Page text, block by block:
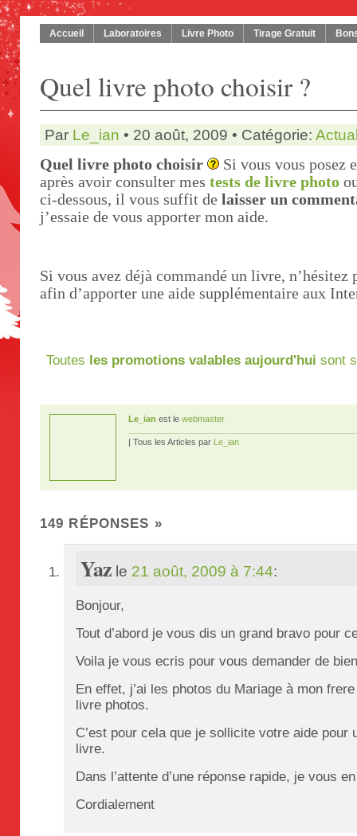
Accueil Laboratoires Livre Photo Tirage Gratuit
Quel livre photo choisir ?
Par Le_ian • 20 août, 2009 • Catégorie:
Quel livre photo choisir
Si vous vous posez
après avoir consulter mes tests de livre photo
ci-dessous, il vous suffit de laisser un
j’essaie de vous apporter mon aide.
Si vous avez déjà commandé un livre, n’hésitez
afin d’apporter une aide supplémentaire aux
Toutes les promotions valables aujourd'hui sont
Le_ian est le webmaster
| Tous les Articles par Le_ian
149 RÉPONSES »
Yaz le 21 août, 2009 à 7:44:
Bonjour,
Tout d’abord je vous dis un grand bravo pour
Voila je vous ecris pour vous demander de
En effet, j’ai les photos du Mariage à mon
livre photos.
C’est pour cela que je sollicite votre aide pour
livre.
Dans l’attente d’une réponse rapide, je vous
Cordialement